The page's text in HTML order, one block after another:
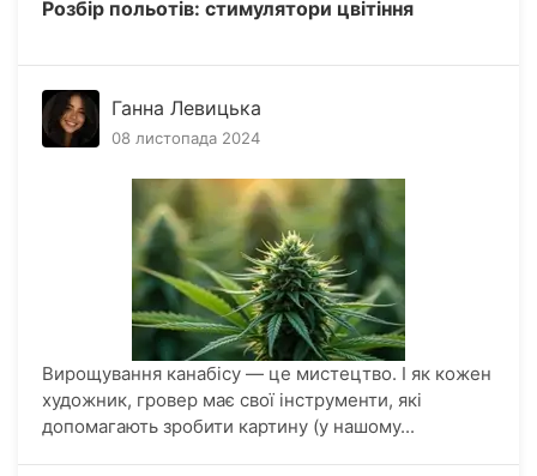
Розбір польотів: стимулятори цвітіння
Ганна Левицька
08 листопада 2024
Вирощування канабісу — це мистецтво. І як кожен
художник, гровер має свої інструменти, які
допомагають зробити картину (у нашому...